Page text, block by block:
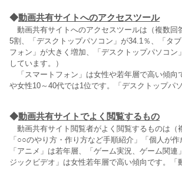
◆動画共有サイトへのアクセスツール
動画共有サイトへのアクセスツールは（複数回
5割、「デスクトップパソコン」が34.1％、「タ
フォン」が大きく増加、「デスクトップパソコ
しています。）
「スマートフォン」は女性や若年層で高い傾向
や女性10～40代では1位です。「デスクトップパ
◆動画共有サイトでよく閲覧するもの
動画共有サイト閲覧者がよく閲覧するものは（
「○○のやり方・作り方など手順紹介」「個人が
「アニメ」は若年層、「ゲーム実況、ゲーム関
ジックビデオ」は女性若年層で高い傾向です。